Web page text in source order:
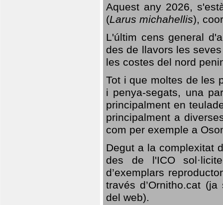
Aquest any 2026,
(Larus michahellis),
L'últim cens general
des de llavors les
les costes del nord
Tot i que moltes de les
i penya-segats, una
principalment en
principalment a
com per exemple a
Degut a la complexitat
des de l'ICO
d’exemplars
través d’Ornitho.cat
del web).